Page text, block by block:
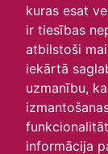
kuras esat
ir tiesības
atbilstoši
iekārtā
uzmanību,
informācija